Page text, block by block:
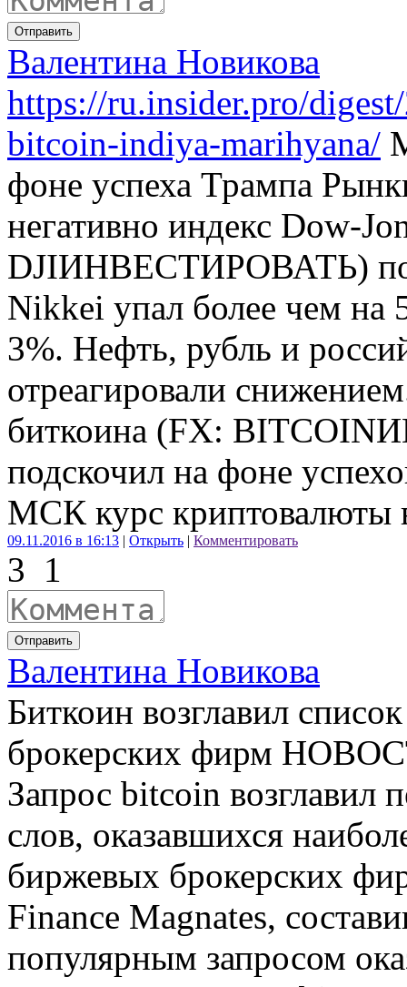
Отправить
Валентина Новикова
https://ru.insider.pro/
bitcoin-indiya-marihyana/
фоне успеха Трампа
негативно индекс Dow-
DJIИНВЕСТИРОВАТЬ)
Nikkei упал более чем на
3%. Нефть, рубль и
отреагировали
биткоина (FX:
подскочил на фоне
МСК курс криптовалюты
09.11.2016 в 16:13 | Открыть | Комментировать
3 1
Отправить
Валентина Новикова
Биткоин возглавил
брокерских фирм
Запрос bitcoin возглавил
слов, оказавшихся
биржевых брокерских
Finance Magnates,
популярным запросом